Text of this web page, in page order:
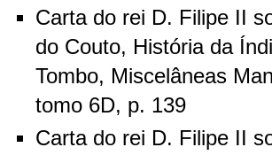
Carta do rei D. Filipe II
do Couto, História da
Tombo, Miscelâneas
tomo 6D, p. 139
Carta do rei D. Filipe II